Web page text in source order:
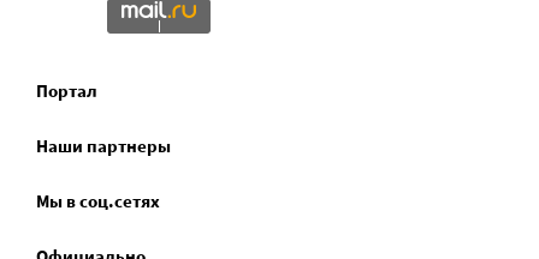
Портал
Наши партнеры
Мы в соц.сетях